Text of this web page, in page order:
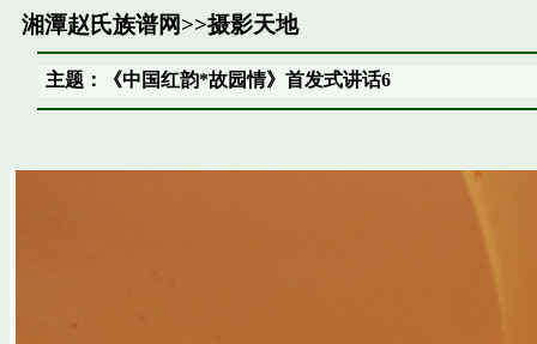
湘潭赵氏族谱网>>摄影天地
主题：《中国红韵*故园情》首发式讲话6